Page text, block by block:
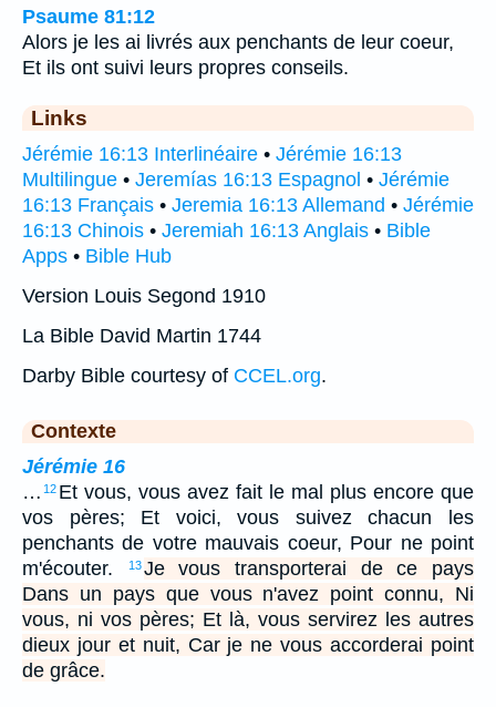
Psaume 81:12
Alors je les ai livrés aux penchants de leur coeur,
Et ils ont suivi leurs propres conseils.
Links
Jérémie 16:13 Interlinéaire • Jérémie 16:13
Multilingue • Jeremías 16:13 Espagnol • Jérémie
16:13 Français • Jeremia 16:13 Allemand • Jérémie
16:13 Chinois • Jeremiah 16:13 Anglais • Bible
Apps • Bible Hub
Version Louis Segond 1910
La Bible David Martin 1744
Darby Bible courtesy of CCEL.org.
Contexte
Jérémie 16
… 12 Et vous, vous avez fait le mal plus encore que
vos pères; Et voici, vous suivez chacun les
penchants de votre mauvais coeur, Pour ne point
m'écouter.
13Je vous transporterai de ce pays
Dans un pays que vous n'avez point connu, Ni
vous, ni vos pères; Et là, vous servirez les autres
dieux jour et nuit, Car je ne vous accorderai point
de grâce.